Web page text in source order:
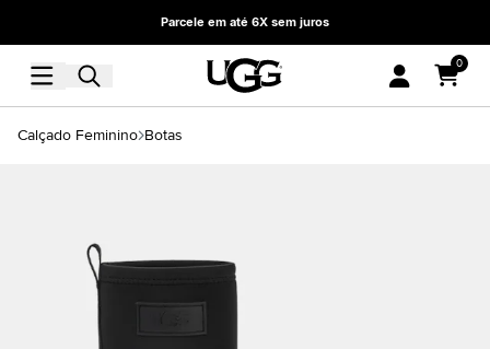
Parcele em até 6X sem juros
0
Calçado Feminino Botas